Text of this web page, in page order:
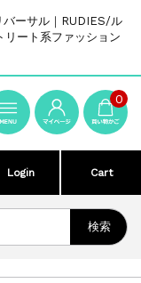
バーサル｜RUDIES/ル
リート系ファッション
0
Login Cart